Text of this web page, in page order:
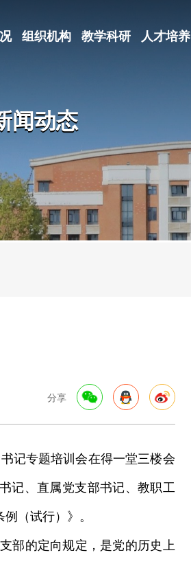
组织机构 教学科研 人才培养
闻动态
分享
记专题培训会在得一堂三楼会
记、直属党支部书记、教职工
（试行）》。
部的定向规定，是党的历史上